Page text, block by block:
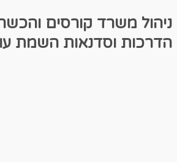
ניהול משרד קורסים
הדרכות וסדנאות השמת